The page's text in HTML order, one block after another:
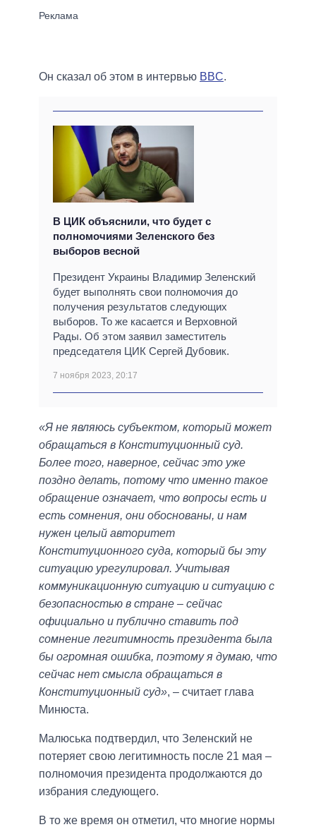
Он сказал об этом в интервью BBC.
В ЦИК объяснили, что будет с
полномочиями Зеленского без
выборов весной
Президент Украины Владимир Зеленский
будет выполнять свои полномочия до
получения результатов следующих
выборов. То же касается и Верховной
Рады. Об этом заявил заместитель
председателя ЦИК Сергей Дубовик.
7 ноября 2023, 20:17
«Я не являюсь субъектом, который может
обращаться в Конституционный суд.
Более того, наверное, сейчас это уже
поздно делать, потому что именно такое
обращение означает, что вопросы есть и
есть сомнения, они обоснованы, и нам
нужен целый авторитет
Конституционного суда, который бы эту
ситуацию урегулировал. Учитывая
коммуникационную ситуацию и ситуацию с
безопасностью в стране – сейчас
официально и публично ставить под
сомнение легитимность президента была
бы огромная ошибка, поэтому я думаю, что
сейчас нет смысла обращаться в
Конституционный суд», – считает глава
Минюста.
Малюська подтвердил, что Зеленский не
потеряет свою легитимность после 21 мая –
полномочия президента продолжаются до
избрания следующего.
В то же время он отметил, что многие нормы